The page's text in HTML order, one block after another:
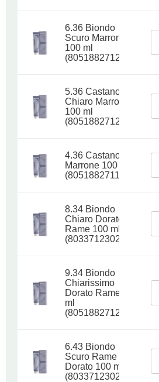
6.36 Biondo
Scuro Marrone
100 ml
(8051882712149)
5.36 Castano
Chiaro Marrone
100 ml
(8051882712026)
4.36 Castano
Marrone 100 ml
(8051882711906)
8.34 Biondo
Chiaro Dorato
Rame 100 ml
(8033712302959)
9.34 Biondo
Chiarissimo
Dorato Rame 100
ml
(8051882712569)
6.43 Biondo
Scuro Rame
Dorato 100 ml
(8033712302973)